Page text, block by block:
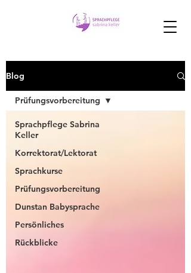
Blog
Sprachpflege Sabrina
Keller
Korrektorat/Lektorat
Sprachkurse
Prüfungsvorbereitung
Dunstan Babysprache
Persönliches
Rückblicke
Prüfungsvorbereitung